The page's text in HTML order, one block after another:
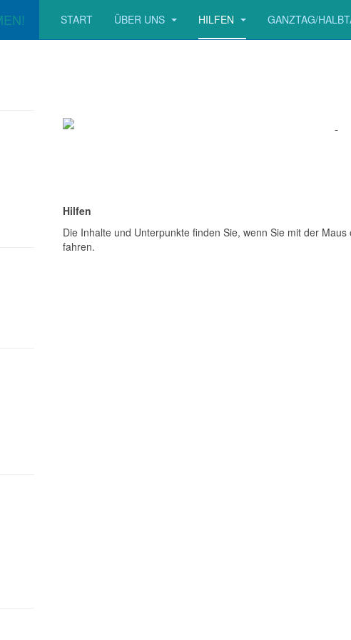
START ÜBER UNS HILFEN GANZTAG/
Hilfen
Die Inhalte und Unterpunkte finden Sie, wenn Sie mit der
fahren.